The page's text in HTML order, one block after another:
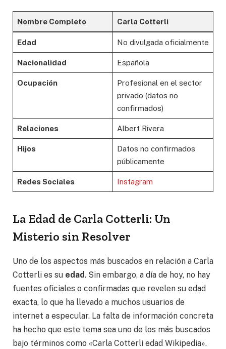
Nombre Completo Carla Cotterli
Edad No divulgada oficialmente
Nacionalidad Española
Ocupación
Profesional en el sector
privado (datos no
confirmados)
Relaciones Albert Rivera
Hijos
Datos no confirmados
públicamente
Redes Sociales Instagram
La Edad de Carla Cotterli: Un
Misterio sin Resolver
Uno de los aspectos más buscados en relación a Carla
Cotterli es su edad. Sin embargo, a día de hoy, no hay
fuentes oficiales o confirmadas que revelen su edad
exacta, lo que ha llevado a muchos usuarios de
internet a especular. La falta de información concreta
ha hecho que este tema sea uno de los más buscados
bajo términos como «Carla Cotterli edad Wikipedia».